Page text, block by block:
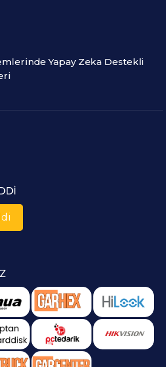
Yapay Zeka Destekli